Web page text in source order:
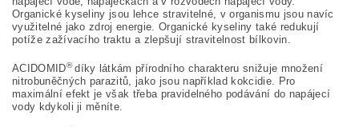
Organické kyseliny jsou lehce stravitelné, v organismu jsou navíc
využitelné jako zdroj energie. Organické kyseliny také redukují
potíže zažívacího traktu a zlepšují stravitelnost bílkovin.
ACIDOMID® díky látkám přírodního charakteru snižuje množení
nitrobuněčných parazitů, jako jsou například kokcidie. Pro
maximální efekt je však třeba pravidelného podávání do napájecí
vody kdykoli ji měníte.